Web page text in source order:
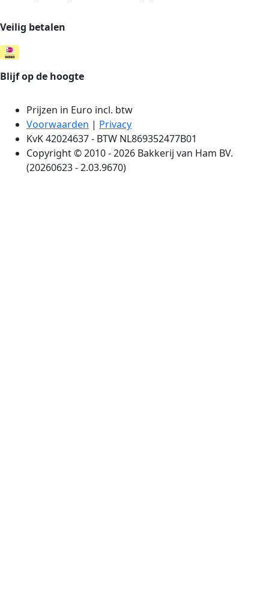
Veilig betalen
Blijf op de hoogte
Prijzen in Euro incl. btw
Voorwaarden | Privacy
KvK 42024637 - BTW NL869352477B01
Copyright © 2010 - 2026 Bakkerij van Ham BV.
(20260623 - 2.03.9670)